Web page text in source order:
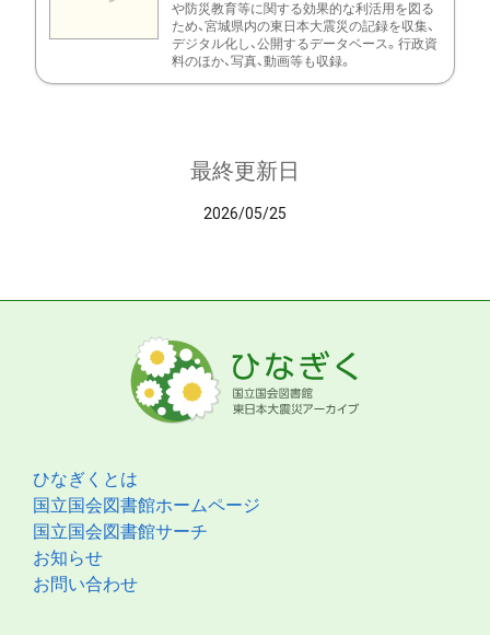
や防災教育等に関する効果的な利活用を図る
ため、宮城県内の東日本大震災の記録を収集、
デジタル化し、公開するデータベース。行政資
料のほか、写真、動画等も収録。
最終更新日
2026/05/25
ひなぎくとは
国立国会図書館ホームページ
国立国会図書館サーチ
お知らせ
お問い合わせ